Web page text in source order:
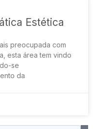
Estética
preocupada com
esta área tem vindo
se
da